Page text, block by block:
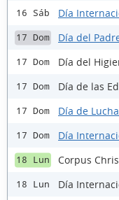
16 Sáb Día
17 Dom Día del
17 Dom Día del
17 Dom Día de las
17 Dom Día de
17 Dom Día
18 Lun Corpus
18 Lun Día